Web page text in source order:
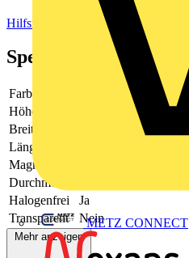
METZ CONNECT
Hilfsmaterial
Spezifikationen
Farbe
Höhe
Breite
Länge
Magnetisch
Durchmesser
Halogenfrei
Ja
Transparent
Nein
Mehr anzeigen